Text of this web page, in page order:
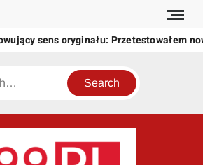
sens oryginału: Przetestowałem